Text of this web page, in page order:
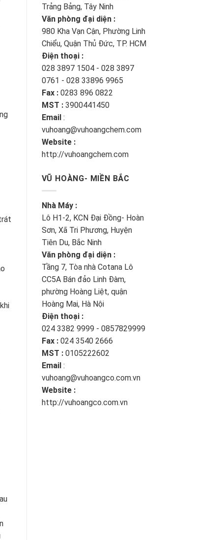
Trảng Bảng, Tây Ninh
Văn phòng đại diện :
980 Kha Vạn Cận, Phường Linh
Chiểu, Quận Thủ Đức, TP. HCM
Điện thoại :
028 3897 1504 - 028 3897
0761 - 028 33896 9965
Fax : 0283 896 0822
MST : 3900441450
Email :
vuhoang@vuhoangchem.com
Website :
http://vuhoangchem.com
VŨ HOÀNG- MIỀN BẮC
Nhà Máy :
Lô H1-2, KCN Đại Đồng- Hoàn
Sơn, Xã Tri Phương, Huyện
Tiên Du, Bắc Ninh
Văn phòng đại diện :
Tầng 7, Tòa nhà Cotana Lô
CC5A Bán đảo Linh Đàm,
phường Hoàng Liệt, quận
Hoàng Mai, Hà Nội
Điện thoại :
024 3382 9999 - 0857829999
Fax : 024 3540 2666
MST : 0105222602
Email :
vuhoang@vuhoangco.com.vn
Website :
http://vuhoangco.com.vn